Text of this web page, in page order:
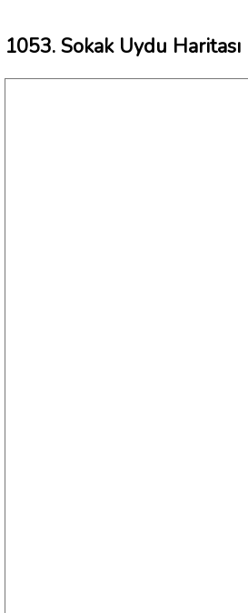
1053. Sokak Uydu Haritası